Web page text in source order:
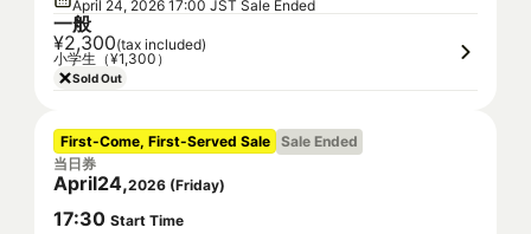
April 24, 2026 17:00 JST Sale Ended
一般
¥2,300(tax included)
小学生（¥1,300）
Sold Out
First-Come, First-Served Sale Sale Ended
当日券
April24,2026 (Friday)
17:30 Start Time